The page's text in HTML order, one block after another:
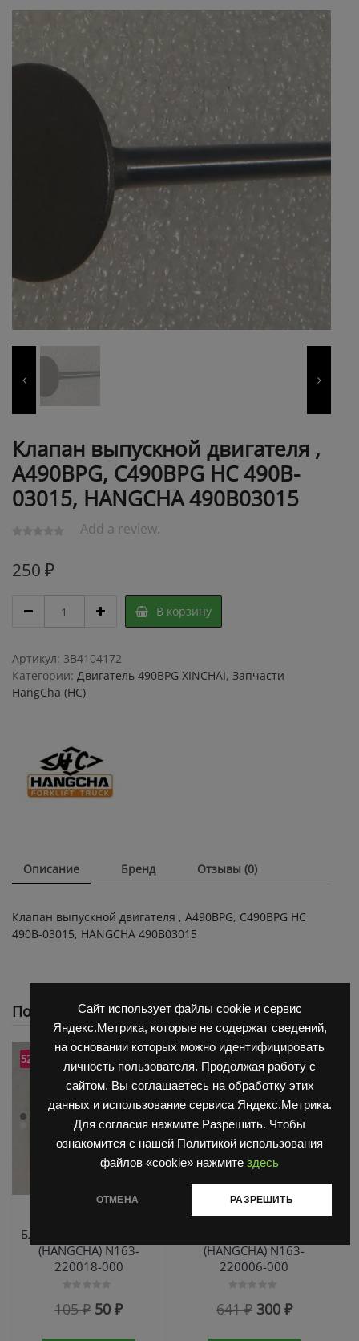
Сайт использует файлы cookie и сервис
Яндекс.Метрика, которые не содержат сведений,
на основании которых можно идентифицировать
личность пользователя. Продолжая работу с
сайтом, Вы соглашаетесь на обработку этих
данных и использование сервиса Яндекс.Метрика.
Для согласия нажмите Разрешить. Чтобы
ознакомится с нашей Политикой использования
файлов «cookie» нажмите здесь
ОТМЕНА РАЗРЕШИТЬ
Клапан выпускной двигателя ,
A490BPG, C490BPG HC 490B-
03015, HANGCHA 490B03015
Add a review.
250 ₽
выпускной
,
A490BPG,
C490BPG
HANGCHA
490B03015
quantity
В корзину
Артикул: 3B4104172
Категории: Двигатель 490BPG XINCHAI, Запчасти
HangCha (HC)
Описание Бренд Отзывы (0)
Клапан выпускной двигателя , A490BPG, C490BPG HC
490B-03015, HANGCHA 490B03015
Похожие
52.4% OFF
Блокировка король HC
(HANGCHA) N163-
220018-000
0
105₽ Первоначальная
50₽Текущая
53.2% OFF
(HANGCHA) N163-
220006-000
0
641₽ 300 ₽Текущая